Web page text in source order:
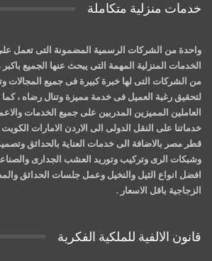
خدمات منزلية متكاملة
واحدة من الشركات الرسمية المضمونة التى تعمل
الخدمات المنزلية المهمة التى يبحث عنها الجميع
من الشركات التى لها خبرة كبيرة فى جميع المجالات
لتحقيق رغبة العميل فى خدمة مميزة وتنال رضاه ،
العاملين المميزين المدربين على جميع الخدمات
خدماتنا على النقل الدولى الى الاردن الامارات
قطر مصر بالاضافة الى خدمات العناية بالحدائق وتصميم
وشبكات الرى وتركيب وتوريد العشب الجدارى
افضل انواع الثيل والنخيل وعمل جلسات الحدائق
الزجاجية باقل الاسعار .
قانون الالفية للملكية الفكرية